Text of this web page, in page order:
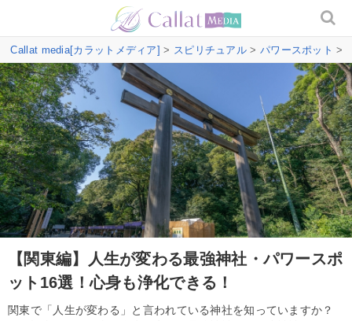
Callat media[カラットメディア] > スピリチュアル > パワースポット >
【関東編】人生が変わる最強神社・パワースポ
ット16選！心身も浄化できる！
関東で「人生が変わる」と言われている神社を知っていますか？